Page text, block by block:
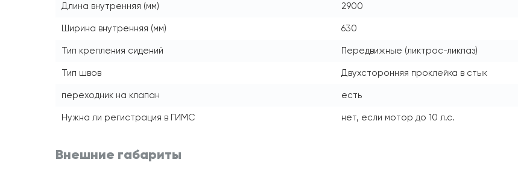
Длина внутренняя (мм) 2900
Ширина внутренняя (мм) 630
Тип крепления сидений Передвижные (ликтрос-ликпаз)
Тип швов Двухсторонняя проклейка в стык
переходник на клапан есть
Нужна ли регистрация в ГИМС нет, если мотор до 10 л.с.
Внешние габариты